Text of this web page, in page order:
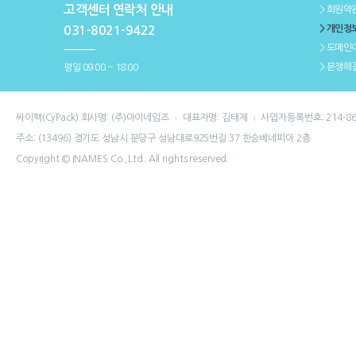
고객센터 연락처 안내
031-8021-9422
평일 09:00 ~ 18:00
＞회원약
＞개인정
＞도메인
＞분쟁해
싸이팩(CyPack) 회사명: (주)아이네임즈 대표자명: 김태제 사업자등록번호: 214-
주소: (13496) 경기도 성남시 분당구 성남대로925번길 37 한승베네피아 2층
Copyright © INAMES Co.,Ltd. All rights reserved.